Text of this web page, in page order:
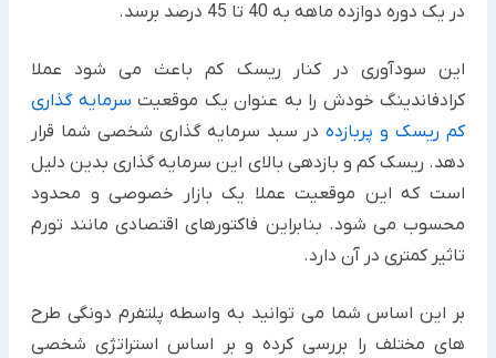
در یک دوره دوازده ماهه به 40 تا 45 درصد برسد.
این سودآوری در کنار ریسک کم باعث می شود عملا
کرادفاندینگ خودش را به عنوان یک موقعیت سرمایه گذاری
کم ریسک و پربازدهدر سبد سرمایه گذاری شخصی شما قرار
دهد. ریسک کم و بازدهی بالای این سرمایه گذاری بدین دلیل
است که این موقعیت عملا یک بازار خصوصی و محدود
محسوب می شود. بنابراین فاکتورهای اقتصادی مانند تورم
تاثیر کمتری در آن دارد.
بر این اساس شما می توانید به واسطه پلتفرم دونگی طرح
های مختلف را بررسی کرده و بر اساس استراتژی شخصی